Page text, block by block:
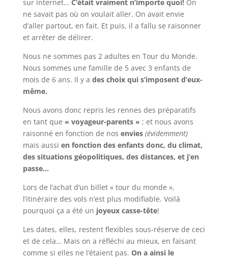
sur internet… C’était vraiment n’importe quoi!On
ne savait pas où on voulait aller. On avait envie
d’aller partout, en fait. Et puis, il a fallu se raisonner
et arrêter de délirer.
Nous ne sommes pas 2 adultes en Tour du Monde.
Nous sommes une famille de 5 avec 3 enfants de
mois de 6 ans. Il y a des choix qui s’imposent d’eux-
même.
Nous avons donc repris les rennes des préparatifs
en tant que « voyageur-parents » ; et nous avons
raisonné en fonction de nos envies (évidemment)
mais aussi en fonction des enfants donc, du climat,
des situations géopolitiques, des distances, et j’en
passe…
Lors de l’achat d’un billet « tour du monde »,
l’itinéraire des vols n’est plus modifiable. Voilà
pourquoi ça a été un joyeux casse-tête!
Les dates, elles, restent flexibles sous-réserve de ceci
et de cela… Mais on a réfléchi au mieux, en faisant
comme si elles ne l’étaient pas. On a ainsi le